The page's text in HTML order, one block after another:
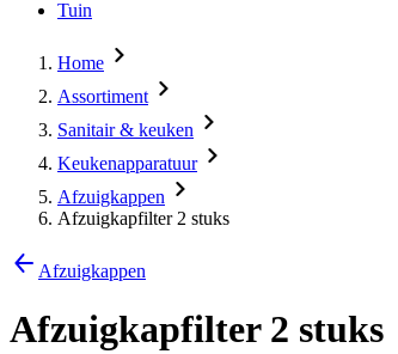
Tuin
Home
Assortiment
Sanitair & keuken
Keukenapparatuur
Afzuigkappen
Afzuigkapfilter 2 stuks
Afzuigkappen
Afzuigkapfilter 2 stuks